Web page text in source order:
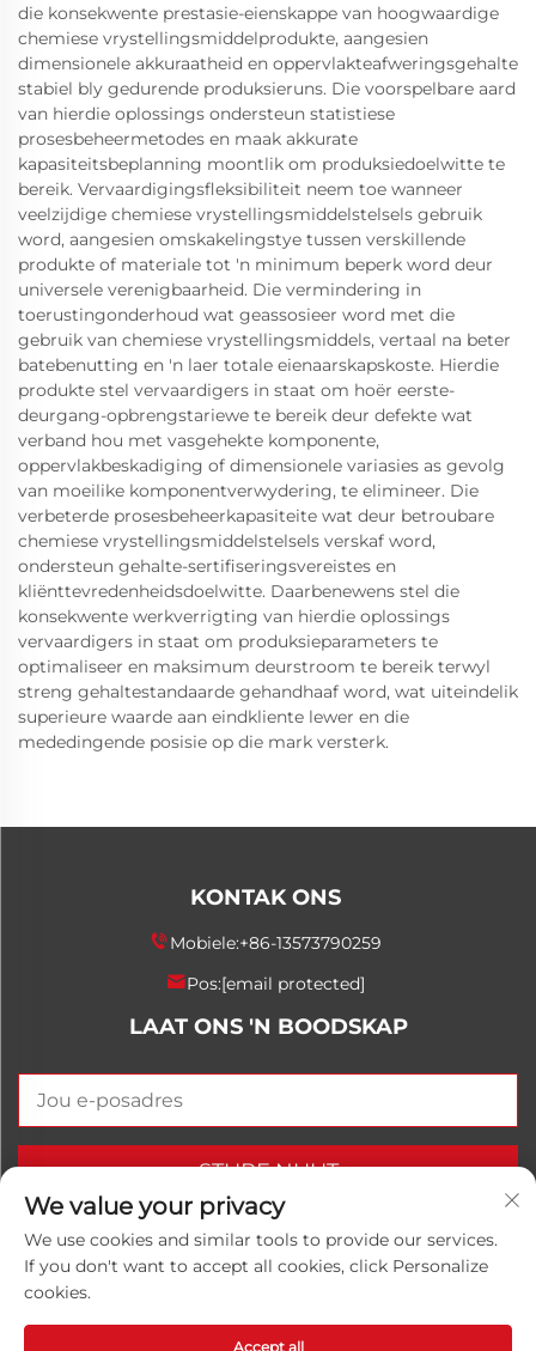
die konsekwente prestasie-eienskappe van hoogwaardige
chemiese vrystellingsmiddelprodukte, aangesien
dimensionele akkuraatheid en oppervlakteafweringsgehalte
stabiel bly gedurende produksieruns. Die voorspelbare aard
van hierdie oplossings ondersteun statistiese
prosesbeheermetodes en maak akkurate
kapasiteitsbeplanning moontlik om produksiedoelwitte te
bereik. Vervaardigingsfleksibiliteit neem toe wanneer
veelzijdige chemiese vrystellingsmiddelstelsels gebruik
word, aangesien omskakelingstye tussen verskillende
produkte of materiale tot 'n minimum beperk word deur
universele verenigbaarheid. Die vermindering in
toerustingonderhoud wat geassosieer word met die
gebruik van chemiese vrystellingsmiddels, vertaal na beter
batebenutting en 'n laer totale eienaarskapskoste. Hierdie
produkte stel vervaardigers in staat om hoër eerste-
deurgang-opbrengstariewe te bereik deur defekte wat
verband hou met vasgehekte komponente,
oppervlakbeskadiging of dimensionele variasies as gevolg
van moeilike komponentverwydering, te elimineer. Die
verbeterde prosesbeheerkapasiteite wat deur betroubare
chemiese vrystellingsmiddelstelsels verskaf word,
ondersteun gehalte-sertifiseringsvereistes en
kliënttevredenheidsdoelwitte. Daarbenewens stel die
konsekwente werkverrigting van hierdie oplossings
vervaardigers in staat om produksieparameters te
optimaliseer en maksimum deurstroom te bereik terwyl
streng gehaltestandaarde gehandhaaf word, wat uiteindelik
superieure waarde aan eindkliente lewer en die
mededingende posisie op die mark versterk.
KONTAK ONS
Mobiele:+86-13573790259
Pos:[email protected]
LAAT ONS 'N BOODSKAP
STURF NUUT
Kopiereg © 2025 China Shandong Luwanhong
Privaatheidsbeleid
We value your privacy
We use cookies and similar tools to provide our services.
If you don't want to accept all cookies, click Personalize
cookies.
Accept all